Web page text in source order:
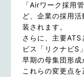
「Airワーク採用
ど、企業の採用
装されます。
さらに、主要
ビス「リクナビS
早期の母集団形成
これらの変更点